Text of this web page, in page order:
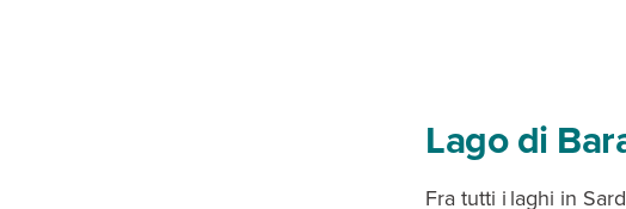
Lago di
Fra tutti i laghi in